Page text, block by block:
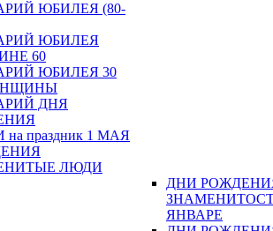
ЮБИЛЕЯ (80-
ЮБИЛЕЯ
60
ЮБИЛЕЯ 30
ДНЯ
праздник 1 МАЯ
ЛЮДИ
ДНИ
ЯНВАРЕ